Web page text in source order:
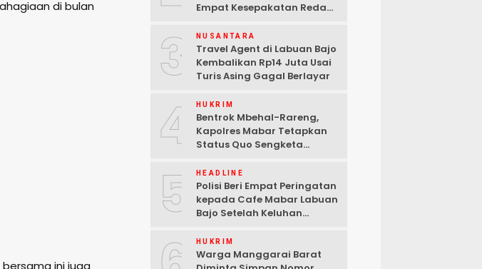
di bulan
ini juga
Empat Kesepakatan Redam
3 NUSANTARA
Travel Agent di Labuan Bajo
Kembalikan Rp14 Juta Usai
Turis Asing Gagal Berlayar
4 HUKRIM
Bentrok Mbehal-Rareng,
Kapolres Mabar Tetapkan
Status Quo Sengketa
5 HEADLINE
Polisi Beri Empat Peringatan
kepada Cafe Mabar Labuan
Bajo Setelah Keluhan
HUKRIM
Warga Manggarai Barat